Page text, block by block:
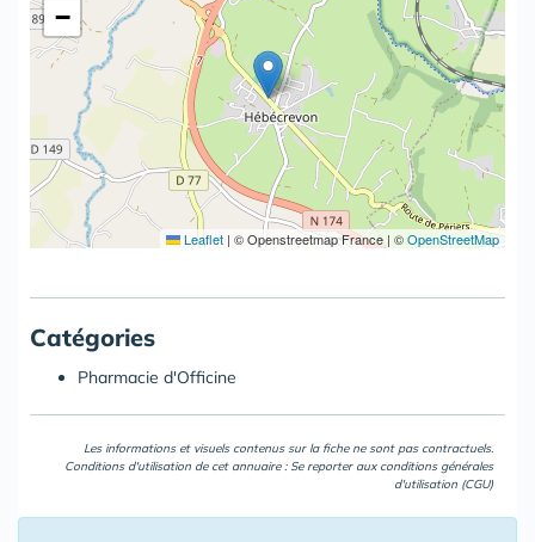
−
Leaflet | © Openstreetmap France | ©OpenStreetMap
Catégories
Pharmacie d'Officine
Les informations et visuels contenus sur la fiche ne sont pas contractuels.
Conditions d'utilisation de cet annuaire : Se reporter aux conditions générales
d'utilisation (CGU)